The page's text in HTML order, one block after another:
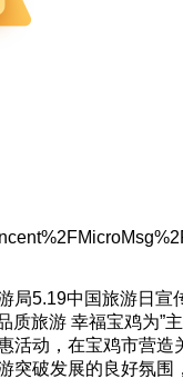
5.19中国旅游日宣
质旅游 幸福宝鸡为”主
活动，在宝鸡市营造
突破发展的良好氛围